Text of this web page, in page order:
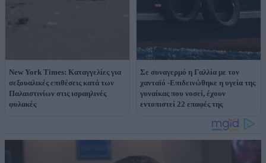
New York Times: Καταγγελίες για
σεξουαλικές επιθέσεις κατά των
Παλαιστινίων στις ισραηλινές
φυλακές
Σε συναγερμό η Γαλλία με τον
χανταϊό -Επιδεινώθηκε η υγεία της
γυναίκας που νοσεί, έχουν
εντοπιστεί 22 επαφές της